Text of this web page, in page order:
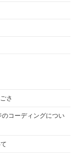
さ
コーディングについ